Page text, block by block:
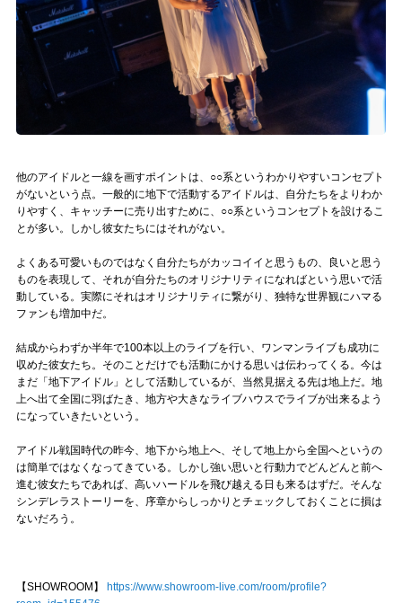
他のアイドルと一線を画すポイントは、○○系というわかりやすいコンセプト
がないという点。一般的に地下で活動するアイドルは、自分たちをよりわか
りやすく、キャッチーに売り出すために、○○系というコンセプトを設けるこ
とが多い。しかし彼女たちにはそれがない。
よくある可愛いものではなく自分たちがカッコイイと思うもの、良いと思う
ものを表現して、それが自分たちのオリジナリティになればという思いで活
動している。実際にそれはオリジナリティに繋がり、独特な世界観にハマる
ファンも増加中だ。
結成からわずか半年で100本以上のライブを行い、ワンマンライブも成功に
収めた彼女たち。そのことだけでも活動にかける思いは伝わってくる。今は
まだ「地下アイドル」として活動しているが、当然見据える先は地上だ。地
上へ出て全国に羽ばたき、地方や大きなライブハウスでライブが出来るよう
になっていきたいという。
アイドル戦国時代の昨今、地下から地上へ、そして地上から全国へというの
は簡単ではなくなってきている。しかし強い思いと行動力でどんどんと前へ
進む彼女たちであれば、高いハードルを飛び越える日も来るはずだ。そんな
シンデレラストーリーを、序章からしっかりとチェックしておくことに損は
ないだろう。
【SHOWROOM】
https://www.showroom-live.com/room/profile?